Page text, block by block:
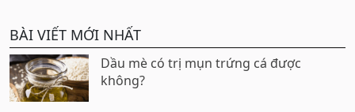
BÀI VIẾT MỚI NHẤT
Dầu mè có trị mụn trứng cá được
không?